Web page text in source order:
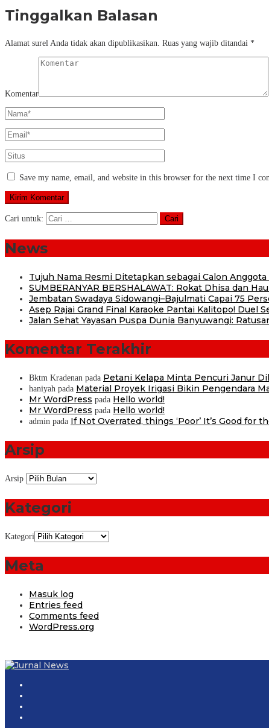
Tinggalkan Balasan
Alamat surel Anda tidak akan dipublikasikan. Ruas yang wajib ditandai *
Komentar
Save my name, email, and website in this browser for the next time I
Cari untuk:
News
Tujuh Nama Resmi Ditetapkan sebagai Calon
SUMBERANYAR BERSHALAWAT: Rokat Dhisa dan
Jembatan Swadaya Sidowangi–Bajulmati Capai 75
Asep Rajai Grand Final Karaoke Pantai Kalitopo!
Jalan Sehat Yayasan Puspa Dunia Banyuwangi:
Komentar Terakhir
Bktm Kradenan pada Petani Kelapa Minta Pencuri Janur
haniyah pada Material Proyek Irigasi Bikin Pengendara
Mr WordPress pada Hello world!
Mr WordPress pada Hello world!
admin pada If Not Overrated, things ‘Poor’ It’s Good for
Arsip
Arsip
Kategori
Kategori
Meta
Masuk log
Entries feed
Comments feed
WordPress.org